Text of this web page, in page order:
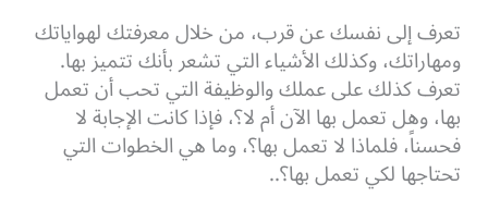
تعرف إلى نفسك عن قرب، من خلال معرفتك لهواياتك
ومهاراتك، وكذلك الأشياء التي تشعر بأنك تتميز بها.
تعرف كذلك على عملك والوظيفة التي تحب أن تعمل
بها، وهل تعمل بها الآن أم لا؟، فإذا كانت الإجابة لا
فحسناً، فلماذا لا تعمل بها؟، وما هي الخطوات التي
تحتاجها لكي تعمل بها؟..